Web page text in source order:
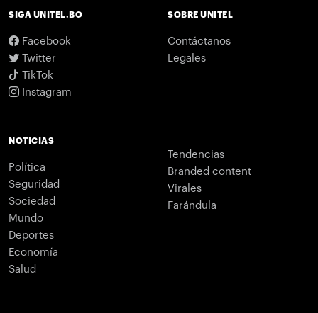
SIGA UNITEL.BO
Facebook
Twitter
TikTok
Instagram
SOBRE UNITEL
Contáctanos
Legales
NOTICIAS
Política
Seguridad
Sociedad
Mundo
Deportes
Economía
Salud
Tendencias
Branded content
Virales
Farándula